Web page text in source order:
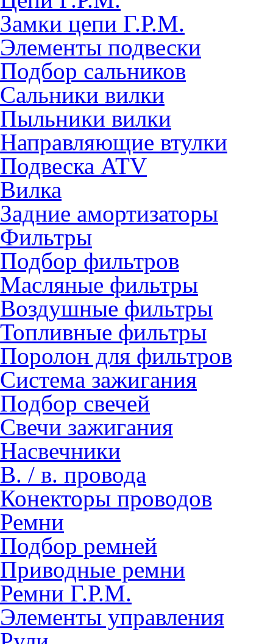
Замки цепи Г.Р.М.
Элементы подвески
Подбор сальников
Сальники вилки
Пыльники вилки
Направляющие втулки
Подвеска ATV
Вилка
Задние амортизаторы
Фильтры
Подбор фильтров
Масляные фильтры
Воздушные фильтры
Топливные фильтры
Поролон для фильтров
Система зажигания
Подбор свечей
Свечи зажигания
Насвечники
В. / в. провода
Конекторы проводов
Ремни
Подбор ремней
Приводные ремни
Ремни Г.Р.М.
Элементы управления